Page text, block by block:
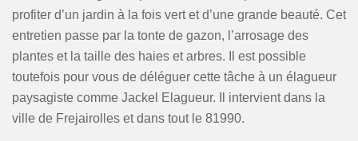
profiter d’un jardin à la fois vert et d’une grande beauté. Cet
entretien passe par la tonte de gazon, l’arrosage des
plantes et la taille des haies et arbres. Il est possible
toutefois pour vous de déléguer cette tâche à un élagueur
paysagiste comme Jackel Elagueur. Il intervient dans la
ville de Frejairolles et dans tout le 81990.